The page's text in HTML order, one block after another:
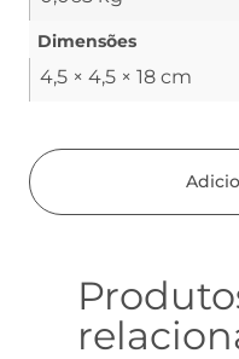
Dimensões
4,5 × 4,5 × 18 cm